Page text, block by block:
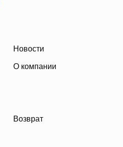
Новости
О компании
Возврат